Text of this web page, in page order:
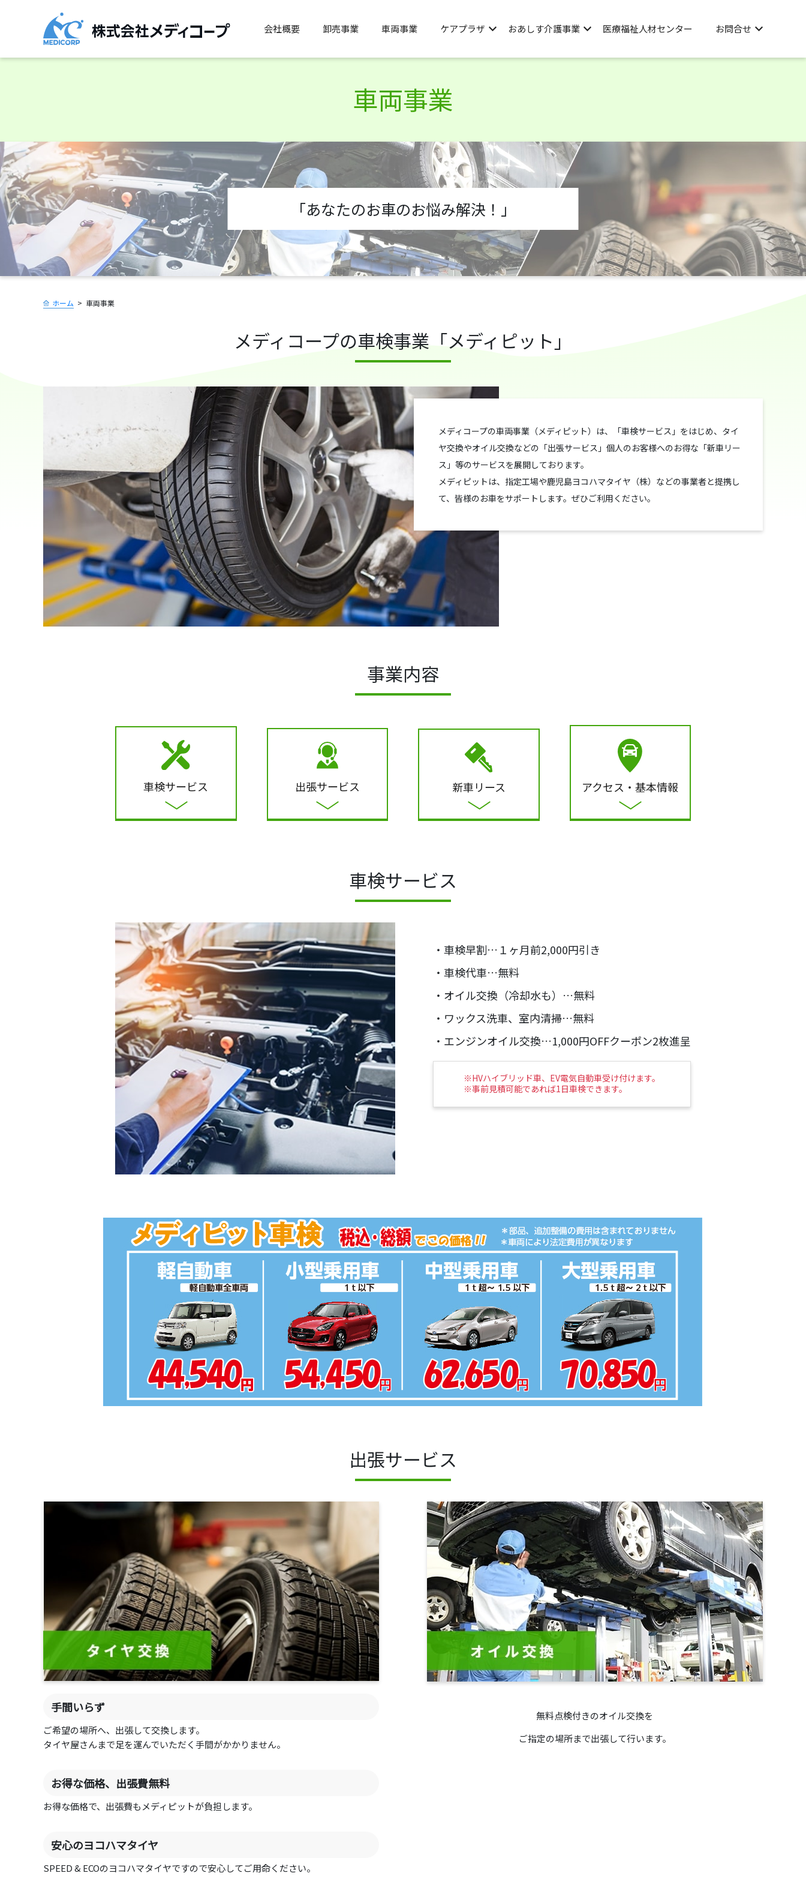
会社概要 卸売事業 車両事業 ケアプラザ おあしす介護事業 医療福祉人材センター お問合せ
車両事業
「あなたのお車のお悩み解決！」
ホーム 車両事業
メディコープの車検事業「メディピット」
メディコープの車両事業（メディピット）は、「車検サービス」をはじめ、タイ
ヤ交換やオイル交換などの「出張サービス」個人のお客様へのお得な「新車リー
ス」等のサービスを展開しております。
メディピットは、指定工場や鹿児島ヨコハマタイヤ（株）などの事業者と提携し
て、皆様のお車をサポートします。ぜひご利用ください。
事業内容
車検サービス 出張サービス 新車リース アクセス・基本情報
車検サービス
・車検早割…１ヶ月前2,000円引き
・車検代車…無料
・オイル交換（冷却水も）…無料
・ワックス洗車、室内清掃…無料
・エンジンオイル交換…1,000円OFFクーポン2枚進呈
※HVハイブリッド車、EV電気自動車受け付けます。
※事前見積可能であれば1日車検できます。
出張サービス
手間いらず
ご希望の場所へ、出張して交換します。
タイヤ屋さんまで足を運んでいただく手間がかかりません。
お得な価格、出張費無料
お得な価格で、出張費もメディピットが負担します。
安心のヨコハマタイヤ
SPEED & ECOのヨコハマタイヤですので安心してご用命ください。
無料点検付きのオイル交換を
ご指定の場所まで出張して行います。